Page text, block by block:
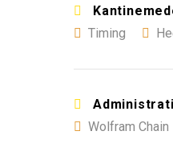
Timing
Wolfram Chain